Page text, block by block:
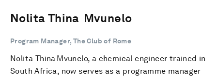
Nolita Thina Mvunelo
Program Manager, The Club of Rome
Nolita Thina Mvunelo, a chemical engineer trained in
South Africa, now serves as a programme manager